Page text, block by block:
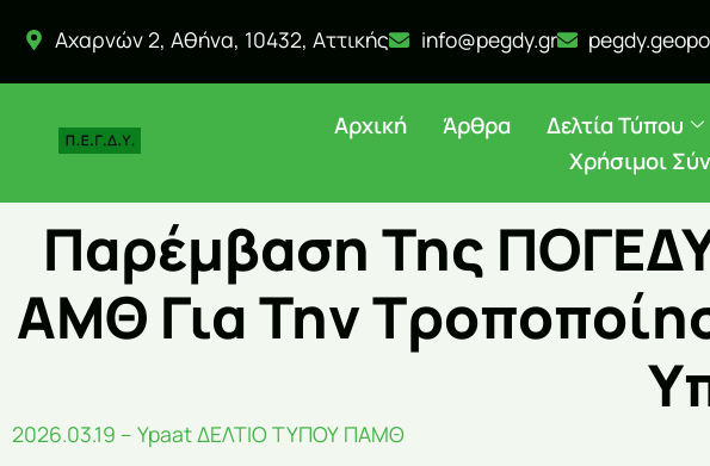
Αχαρνών 2, Αθήνα, 10432, Αττικής info@pegdy.gr
Αρχική Άρθρα Δελτία Τύπου
Χρήσιμοι
Παρέμβαση Της
ΑΜΘ Για Την
2026.03.19 – Ypaat ΔΕΛΤΙΟ ΤΥΠΟΥ ΠΑΜΘ